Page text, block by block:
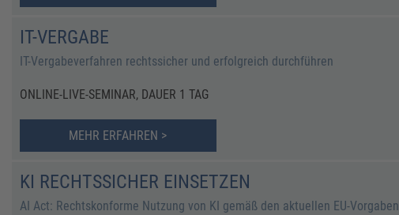
IT-VERGABE
IT-Vergabeverfahren rechtssicher und erfolgreich durchführen
ONLINE-LIVE-SEMINAR, DAUER 1 TAG
MEHR ERFAHREN >
KI RECHTSSICHER EINSETZEN
AI Act: Rechtskonforme Nutzung von KI gemäß den aktuellen EU-Vorgaben